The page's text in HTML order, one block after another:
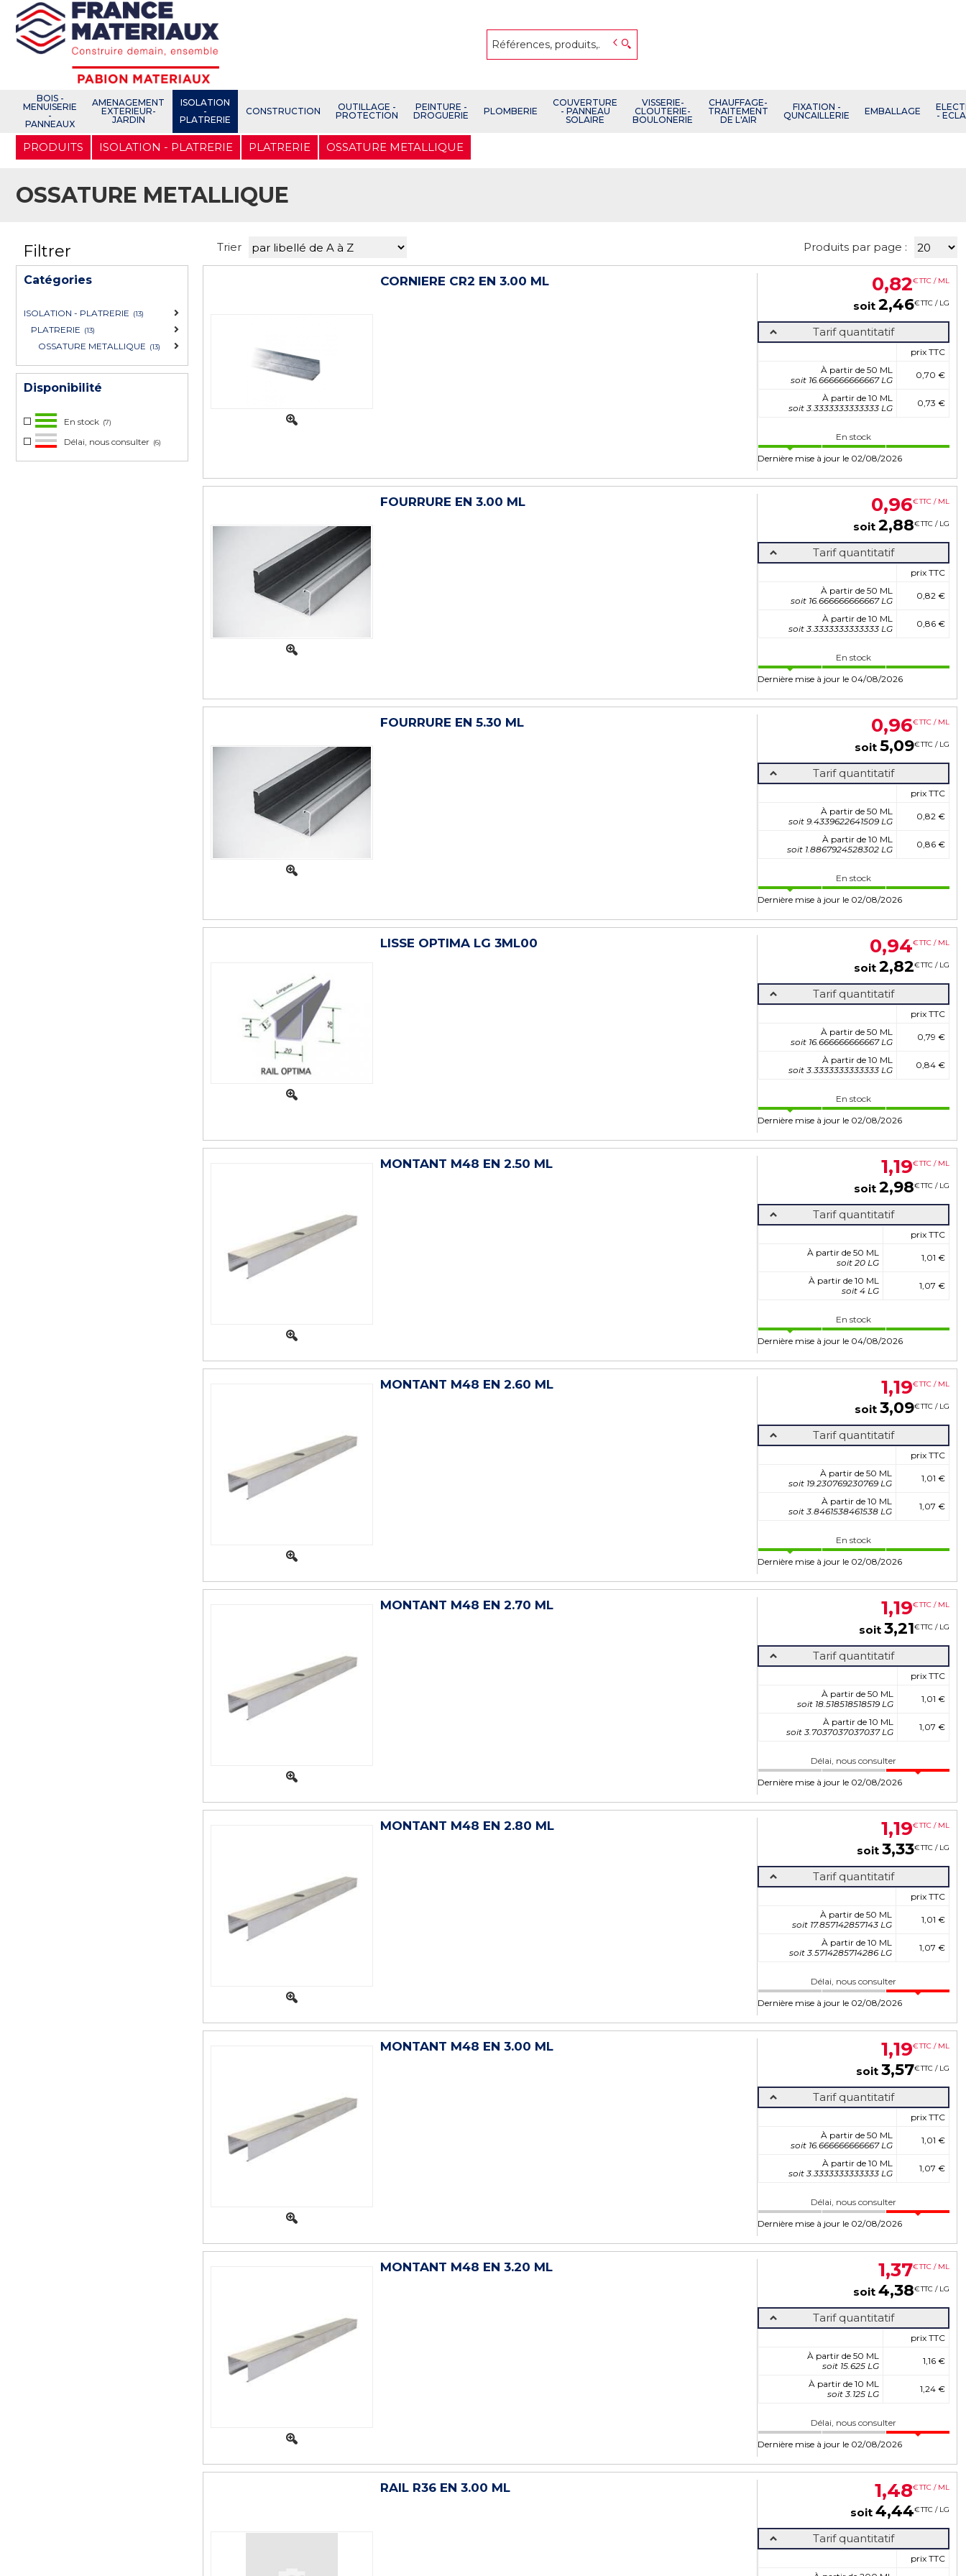
Aller
contenu
BOIS -
MENUISERIE
-
PANNEAUX
AMENAGEMENT
EXTERIEUR-
JARDIN
ISOLATION
-
PLATRERIE
CONSTRUCTION
OUTILLAGE -
PROTECTION
PEINTURE -
DROGUERIE
PLOMBERIE
COUVERTURE
- PANNEAU
SOLAIRE
VISSERIE-
CLOUTERIE-
BOULONERIE
CHAUFFAGE-
TRAITEMENT
DE L'AIR
FIXATION -
QUNCAILLERIE
EMBALLAGE
-
PRODUITS ISOLATION - PLATRERIE PLATRERIE OSSATURE METALLIQUE
OSSATURE METALLIQUE
Filtrer
Catégories
ISOLATION - PLATRERIE (13)
PLATRERIE (13)
OSSATURE METALLIQUE (13)
Disponibilité
En stock (7)
Délai, nous consulter (6)
Trier Produits par page :
CORNIERE CR2 EN 3.00 ML 0,82€TTC / ML
soit 2,46€TTC / LG
Tarif quantitatif
prix TTC
À partir de 50 ML
soit 16.666666666667 LG
0,70 €
À partir de 10 ML
soit 3.3333333333333 LG
0,73 €
En stock
Dernière mise à jour le 02/08/2026
FOURRURE EN 3.00 ML 0,96€TTC / ML
soit 2,88€TTC / LG
Tarif quantitatif
prix TTC
À partir de 50 ML
soit 16.666666666667 LG
0,82 €
À partir de 10 ML
soit 3.3333333333333 LG
0,86 €
En stock
Dernière mise à jour le 04/08/2026
FOURRURE EN 5.30 ML 0,96€TTC / ML
soit 5,09€TTC / LG
Tarif quantitatif
prix TTC
À partir de 50 ML
soit 9.4339622641509 LG
0,82 €
À partir de 10 ML
soit 1.8867924528302 LG
0,86 €
En stock
Dernière mise à jour le 02/08/2026
LISSE OPTIMA LG 3ML00 0,94€TTC / ML
soit 2,82€TTC / LG
Tarif quantitatif
prix TTC
À partir de 50 ML
soit 16.666666666667 LG
0,79 €
À partir de 10 ML
soit 3.3333333333333 LG
0,84 €
En stock
Dernière mise à jour le 02/08/2026
MONTANT M48 EN 2.50 ML 1,19€TTC / ML
soit 2,98€TTC / LG
Tarif quantitatif
prix TTC
À partir de 50 ML
soit 20 LG
1,01 €
À partir de 10 ML
soit 4 LG
1,07 €
En stock
Dernière mise à jour le 04/08/2026
MONTANT M48 EN 2.60 ML 1,19€TTC / ML
soit 3,09€TTC / LG
Tarif quantitatif
prix TTC
À partir de 50 ML
soit 19.230769230769 LG
1,01 €
À partir de 10 ML
soit 3.8461538461538 LG
1,07 €
En stock
Dernière mise à jour le 02/08/2026
MONTANT M48 EN 2.70 ML 1,19€TTC / ML
soit 3,21€TTC / LG
Tarif quantitatif
prix TTC
À partir de 50 ML
soit 18.518518518519 LG
1,01 €
À partir de 10 ML
soit 3.7037037037037 LG
1,07 €
Délai, nous consulter
Dernière mise à jour le 02/08/2026
MONTANT M48 EN 2.80 ML 1,19€TTC / ML
soit 3,33€TTC / LG
Tarif quantitatif
prix TTC
À partir de 50 ML
soit 17.857142857143 LG
1,01 €
À partir de 10 ML
soit 3.5714285714286 LG
1,07 €
Délai, nous consulter
Dernière mise à jour le 02/08/2026
MONTANT M48 EN 3.00 ML 1,19€TTC / ML
soit 3,57€TTC / LG
Tarif quantitatif
prix TTC
À partir de 50 ML
soit 16.666666666667 LG
1,01 €
À partir de 10 ML
soit 3.3333333333333 LG
1,07 €
Délai, nous consulter
Dernière mise à jour le 02/08/2026
MONTANT M48 EN 3.20 ML 1,37€TTC / ML
soit 4,38€TTC / LG
Tarif quantitatif
prix TTC
À partir de 50 ML
soit 15.625 LG
1,16 €
À partir de 10 ML
soit 3.125 LG
1,24 €
Délai, nous consulter
Dernière mise à jour le 02/08/2026
RAIL R36 EN 3.00 ML 1,48€TTC / ML
soit 4,44€TTC / LG
Tarif quantitatif
prix TTC